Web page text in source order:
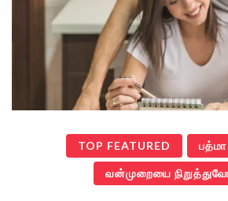
TOP FEATURED
வன்முறையை